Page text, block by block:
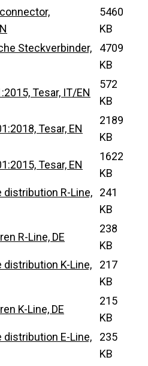
5460
KB
Steckverbinder,
4709
KB
Tesar, IT/EN
572
KB
Tesar, EN
2189
KB
Tesar, EN
1622
KB
R-Line,
241
KB
R-Line, DE
238
KB
K-Line,
217
KB
K-Line, DE
215
KB
E-Line,
235
KB